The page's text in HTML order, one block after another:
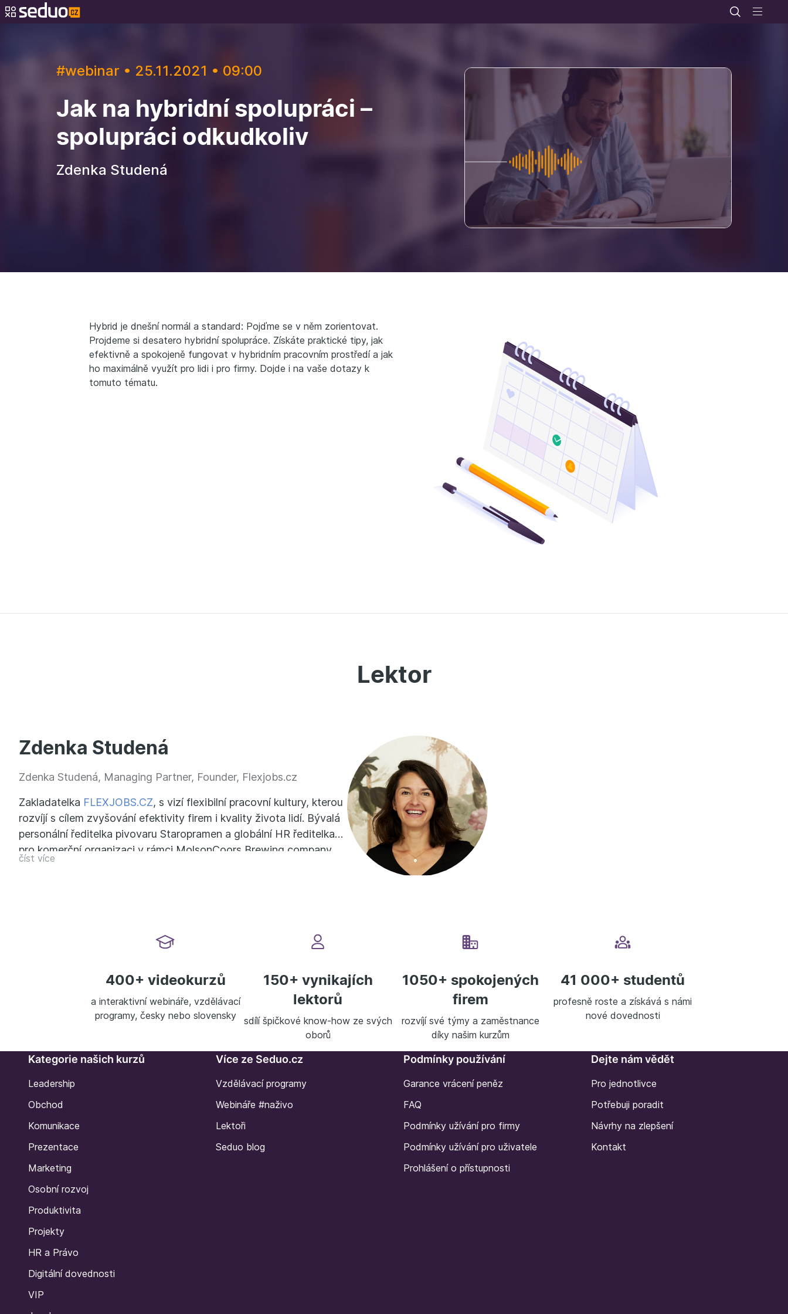
#webinar • 25.11.2021 • 09:00
Jak na hybridní spolupráci –
spolupráci odkudkoliv
Zdenka Studená
Hybrid je dnešní normál a standard: Pojďme se v něm zorientovat.
Projdeme si desatero hybridní spolupráce. Získáte praktické tipy, jak
efektivně a spokojeně fungovat v hybridním pracovním prostředí a jak
ho maximálně využít pro lidi i pro firmy. Dojde i na vaše dotazy k
tomuto tématu.
Lektor
Zdenka Studená
Zdenka Studená, Managing Partner, Founder, Flexjobs.cz
Zakladatelka FLEXJOBS.CZ, s vizí flexibilní pracovní kultury, kterou
rozvíjí s cílem zvyšování efektivity firem i kvality života lidí. Bývalá
personální ředitelka pivovaru Staropramen a globální HR ředitelka
pro komerční organizaci v rámci MolsonCoors Brewing company.
Nyní s Flexjobs.cz pracuje s českými startupy i mezinárodními
zemí Ameriky a Evropy. Žila mimo ČR, v Rusku, Belgii a Německu.
roli mentorky v Minerva 21.
číst více
400+ videokurzů
a interaktivní webináře, vzdělávací
programy, česky nebo slovensky
150+ vynikajích
lektorů
sdílí špičkové know-how ze svých
oborů
1050+ spokojených
firem
rozvíjí své týmy a zaměstnance
díky našim kurzům
41 000+ studentů
profesně roste a získává s námi
nové dovednosti
Kategorie našich kurzů
Leadership
Obchod
Komunikace
Prezentace
Marketing
Osobní rozvoj
Produktivita
Projekty
HR a Právo
Digitální dovednosti
VIP
Více ze Seduo.cz
Vzdělávací programy
Webináře #naživo
Lektoři
Seduo blog
Podmínky používání
Garance vrácení peněz
FAQ
Podmínky užívání pro firmy
Podmínky užívání pro uživatele
Prohlášení o přístupnosti
Dejte nám vědět
Pro jednotlivce
Potřebuji poradit
Návrhy na zlepšení
Kontakt